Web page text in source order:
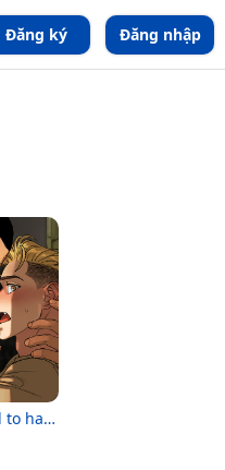
Đăng ký Đăng nhập
|END| Hand to hand